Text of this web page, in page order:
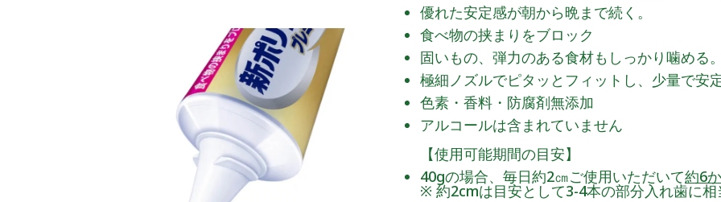
優れた安定感が朝から晩まで続く。
食べ物の挟まりをブロック
固いもの、弾力のある食材もしっかり噛める
極細ノズルでピタッとフィットし、少量で安
⾊素・⾹料・防腐剤無添加
アルコールは含まれていません
【使用可能期間の目安】
40gの場合、毎日約2㎝ご使用いただいて約6
※ 約2cmは目安として3-4本の部分入れ歯に相